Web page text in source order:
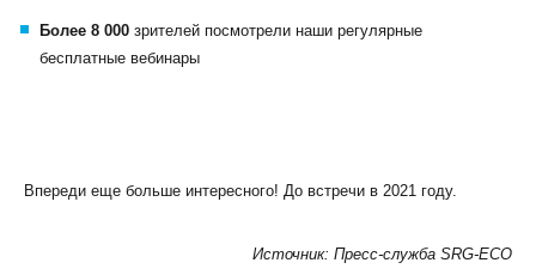
Более 8 000 зрителей посмотрели наши регулярные
бесплатные вебинары
Впереди еще больше интересного! До встречи в 2021 году.
Источник: Пресс-служба SRG-ECO